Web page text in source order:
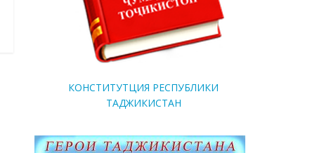
КОНСТИТУТЦИЯ РЕСПУБЛИКИ
ТАДЖИКИСТАН